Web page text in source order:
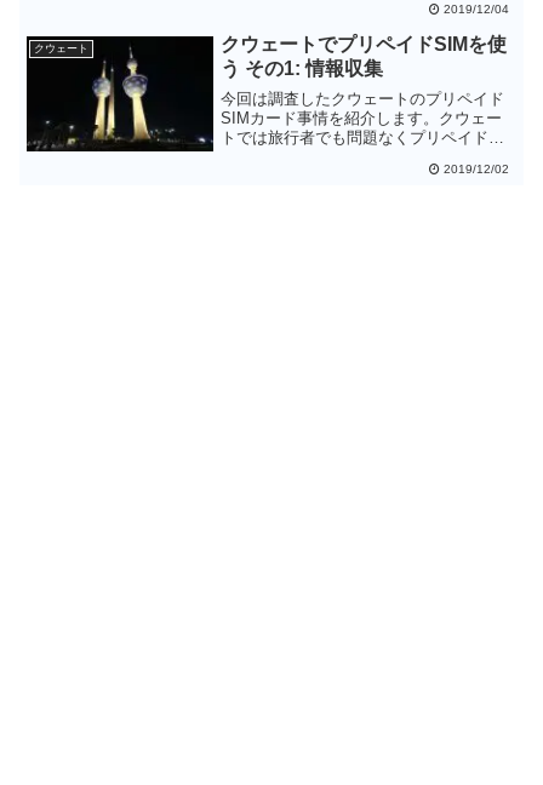
タ通信ができるインターネットパッケー
ジを購入できるのでモバイルインターネ
ットに追加出費は必要ありません。購入
したらすぐにインターネットパッケージ
を有効にしておきましょう。
2019/12/04
クウェート
クウェートでプリペイドSIMを使
う その1: 情報収集
今回は調査したクウェートのプリペイド
SIMカード事情を紹介します。クウェー
トでは旅行者でも問題なくプリペイド
でも5KWD(約1650円)と他国に比べるとや
2019/12/02